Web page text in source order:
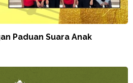
Paduan Suara Anak